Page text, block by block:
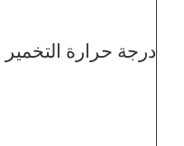
درجة حرارة التخمير